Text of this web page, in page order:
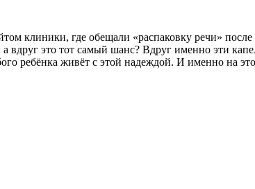
клиники, где обещали «распаковку речи» после
вдруг это тот самый шанс? Вдруг именно эти
ребёнка живёт с этой надеждой. И именно на